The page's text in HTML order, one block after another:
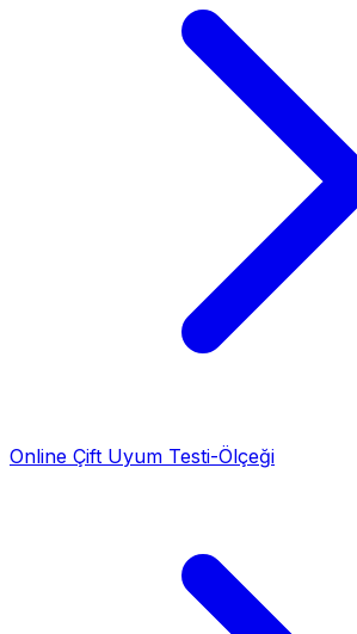
Online Çift Uyum Testi-Ölçeği